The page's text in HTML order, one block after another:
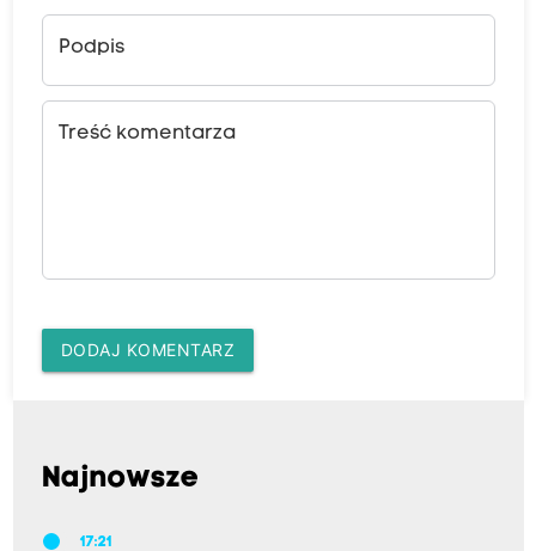
Podpis
Treść komentarza
DODAJ KOMENTARZ
Najnowsze
17:21